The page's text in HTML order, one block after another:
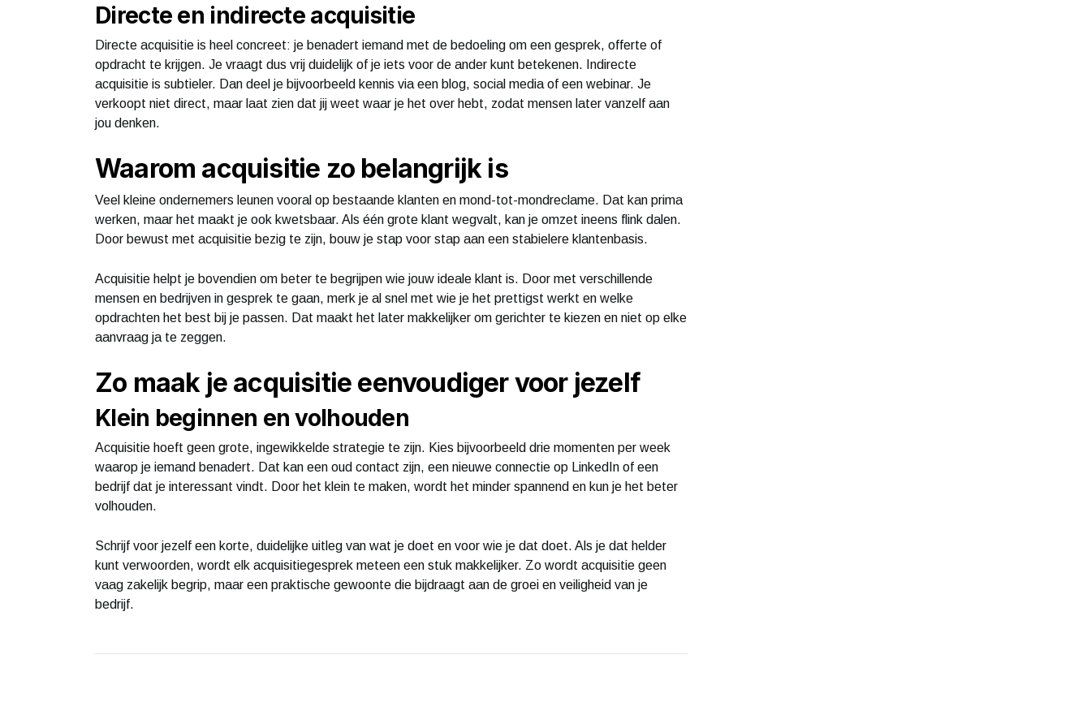
Directe en indirecte acquisitie
Directe acquisitie is heel concreet: je benadert iemand met de bedoeling om een gesprek, offerte of
opdracht te krijgen. Je vraagt dus vrij duidelijk of je iets voor de ander kunt betekenen. Indirecte
acquisitie is subtieler. Dan deel je bijvoorbeeld kennis via een blog, social media of een webinar. Je
verkoopt niet direct, maar laat zien dat jij weet waar je het over hebt, zodat mensen later vanzelf aan
jou denken.
Waarom acquisitie zo belangrijk is
Veel kleine ondernemers leunen vooral op bestaande klanten en mond-tot-mondreclame. Dat kan prima
werken, maar het maakt je ook kwetsbaar. Als één grote klant wegvalt, kan je omzet ineens flink dalen.
Door bewust met acquisitie bezig te zijn, bouw je stap voor stap aan een stabielere klantenbasis.
Acquisitie helpt je bovendien om beter te begrijpen wie jouw ideale klant is. Door met verschillende
mensen en bedrijven in gesprek te gaan, merk je al snel met wie je het prettigst werkt en welke
opdrachten het best bij je passen. Dat maakt het later makkelijker om gerichter te kiezen en niet op elke
aanvraag ja te zeggen.
Zo maak je acquisitie eenvoudiger voor jezelf
Klein beginnen en volhouden
Acquisitie hoeft geen grote, ingewikkelde strategie te zijn. Kies bijvoorbeeld drie momenten per week
waarop je iemand benadert. Dat kan een oud contact zijn, een nieuwe connectie op LinkedIn of een
bedrijf dat je interessant vindt. Door het klein te maken, wordt het minder spannend en kun je het beter
volhouden.
Schrijf voor jezelf een korte, duidelijke uitleg van wat je doet en voor wie je dat doet. Als je dat helder
kunt verwoorden, wordt elk acquisitiegesprek meteen een stuk makkelijker. Zo wordt acquisitie geen
vaag zakelijk begrip, maar een praktische gewoonte die bijdraagt aan de groei en veiligheid van je
bedrijf.